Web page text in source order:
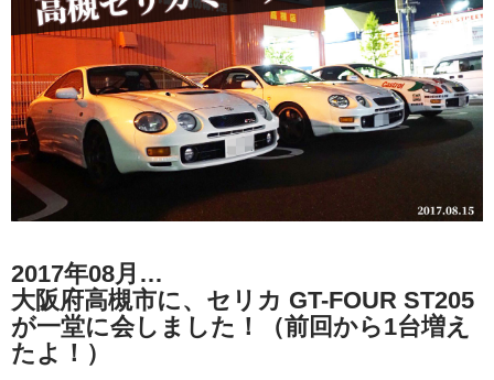
2017年08月…
大阪府高槻市に、セリカ GT-FOUR ST205
が一堂に会しました！（前回から1台増え
たよ！）